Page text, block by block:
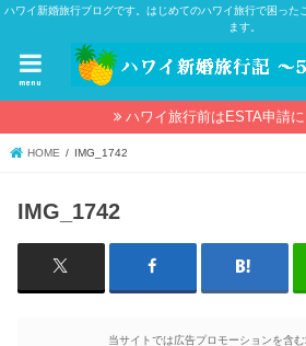
ハワイ新婚旅行ブログです。はじめてのハワイ旅行で困った
ます。
menu
ハワイ旅行前はESTA申請に
HOME IMG_1742
IMG_1742
当サイトでは広告プロモーションを含